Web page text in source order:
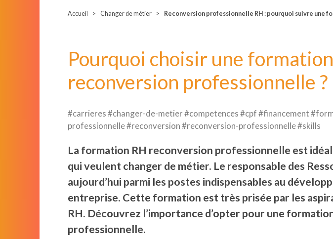
Accueil Changer de métier Reconversion professionnelle RH : pourquoi suivre une
Pourquoi choisir une
reconversion professionnelle ?
#carrieres #changer-de-metier #competences #cpf #financement
professionnelle #reconversion #reconversion-professionnelle #skills
La formation RH reconversion professionnelle est
qui veulent changer de métier. Le responsable des
aujourd’hui parmi les postes indispensables au
entreprise. Cette formation est très prisée par les
RH. Découvrez l’importance d’opter pour une
professionnelle.